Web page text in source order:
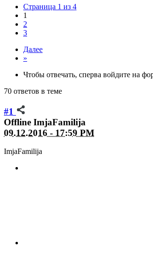
Страница 1 из 4
1
2
3
Далее
»
Чтобы отвечать, сперва войдите на
70 ответов в теме
#1
Offline ImjaFamilija
09.12.2016 - 17:59 PM
ImjaFamilija